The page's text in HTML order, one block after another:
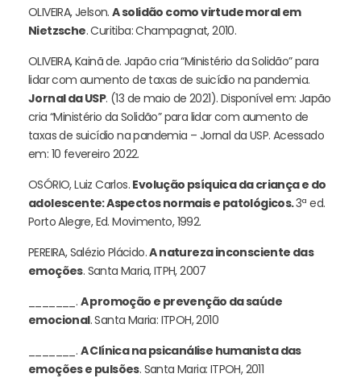
OLIVEIRA, Jelson.A solidão como virtude moral em
Nietzsche. Curitiba: Champagnat, 2010.
OLIVEIRA, Kainã de. Japão cria “Ministério da Solidão” para
lidar com aumento de taxas de suicídio na pandemia.
Jornal da USP. (13 de maio de 2021). Disponível em: Japão
cria “Ministério da Solidão” para lidar com aumento de
taxas de suicídio na pandemia – Jornal da USP. Acessado
em: 10 fevereiro 2022.
OSÓRIO, Luiz Carlos. Evolução psíquica da criança e do
adolescente: Aspectos normais e patológicos.3ª ed.
Porto Alegre, Ed. Movimento, 1992.
PEREIRA, Salézio Plácido.A natureza inconsciente das
emoções. Santa Maria, ITPH, 2007
_______. A promoção e prevenção da saúde
emocional. Santa Maria: ITPOH, 2010
_______. A Clínica na psicanálise humanista das
emoções e pulsões. Santa Maria: ITPOH, 2011